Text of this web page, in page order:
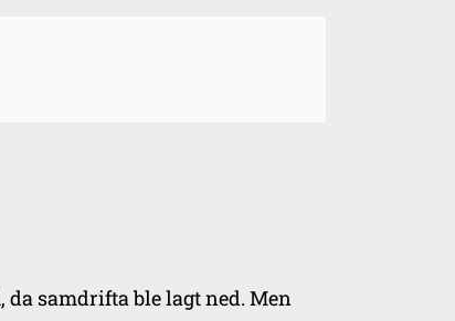
samdrifta ble lagt ned. Men